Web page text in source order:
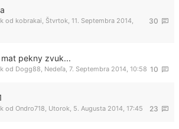
30
od kobrakai Štvrtok, 11. Septembra 2014,
mat pekny zvuk...
10
od Dogg88 Nedeľa, 7. Septembra 2014, 10:58
23
od Ondro718 Utorok, 5. Augusta 2014, 17:45